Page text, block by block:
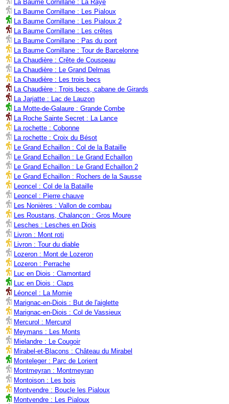
La Baume Cornillane : La Raye
La Baume Cornillane : Les Pialoux
La Baume Cornillane : Les Pialoux 2
La Baume Cornillane : Les crêtes
La Baume Cornillane : Pas du pont
La Baume Cornillane : Tour de Barcelonne
La Chaudière : Crête de Couspeau
La Chaudière : Le Grand Delmas
La Chaudière : Les trois becs
La Chaudière : Trois becs, cabane de Girards
La Jarjatte : Lac de Lauzon
La Motte-de-Galaure : Grande Combe
La Roche Sainte Secret : La Lance
La rochette : Cobonne
La rochette : Croix du Bésot
Le Grand Echaillon : Col de la Bataille
Le Grand Echaillon : Le Grand Echaillon
Le Grand Echaillon : Le Grand Echaillon 2
Le Grand Echaillon : Rochers de la Sausse
Leoncel : Col de la Bataille
Leoncel : Pierre chauve
Les Nonières : Vallon de combau
Les Roustans, Chalançon : Gros Moure
Lesches : Lesches en Diois
Livron : Mont roti
Livron : Tour du diable
Lozeron : Mont de Lozeron
Lozeron : Perrache
Luc en Diois : Clamontard
Luc en Diois : Claps
Léoncel : La Momie
Marignac-en-Diois : But de l'aiglette
Marignac-en-Diois : Col de Vassieux
Mercurol : Mercurol
Meymans : Les Monts
Mielandre : Le Cougoir
Mirabel-et-Blacons : Château du Mirabel
Monteleger : Parc de Lorient
Montmeyran : Montmeyran
Montoison : Les bois
Montvendre : Boucle les Pialoux
Montvendre : Les Pialoux